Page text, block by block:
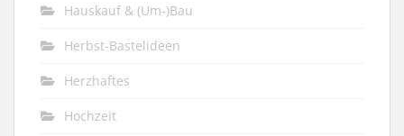
Hauskauf & (Um-)Bau
Herbst-Bastelideen
Herzhaftes
Hochzeit